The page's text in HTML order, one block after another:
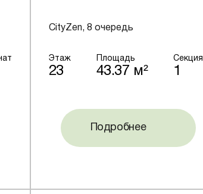
CityZen, 8 очередь
Этаж
23
Площадь
43.37 м²
Секция
1
Подробнее